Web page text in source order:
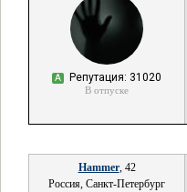
А Репутация: 31020
В отпуске
Hammer, 42
Россия, Санкт-Петербург